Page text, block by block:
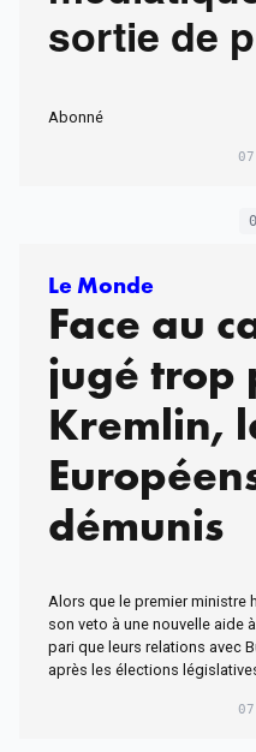
sortie de
Abonné
Le Monde
Face au
jugé trop
Kremlin,
démunis
Alors que le premier ministre
son veto à une nouvelle aide
pari que leurs relations avec
après les élections